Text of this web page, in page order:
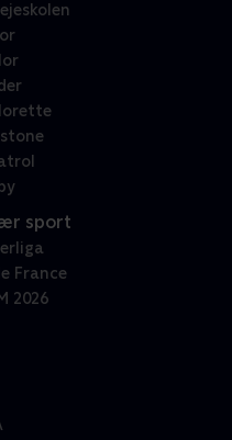
sport
France
2026